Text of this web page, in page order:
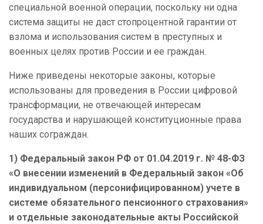
специальной военной операции, поскольку ни одна
система защиты не даст стопроцентной гарантии от
взлома и использования систем в преступных и
военных целях против России и ее граждан.
Ниже приведены некоторые законы, которые
использованы для проведения в России цифровой
трансформации, не отвечающей интересам
государства и нарушающей конституционные права
наших сограждан.
1) Федеральный закон РФ от 01.04.2019 г. № 48-ФЗ
«О внесении изменений в Федеральный закон «Об
индивидуальном (персонифицированном) учете в
системе обязательного пенсионного страхования»
и отдельные законодательные акты Российской